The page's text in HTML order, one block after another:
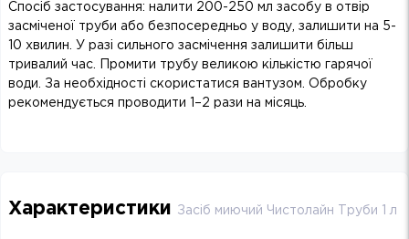
Спосіб застосування: налити 200-250 мл засобу в отвір
засміченої труби або безпосередньо у воду, залишити на 5-
10 хвилин. У разі сильного засмічення залишити більш
тривалий час. Промити трубу великою кількістю гарячої
води. За необхідності скористатися вантузом. Обробку
рекомендується проводити 1–2 рази на місяць.
Характеристики Засіб миючий Чистолайн Труби 1 л